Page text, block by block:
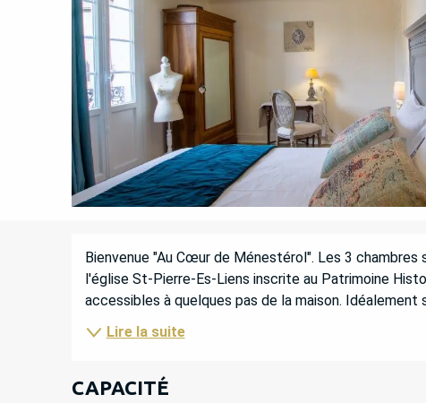
DESCRIPTION
Bienvenue "Au Cœur de Ménestérol". Les 3
l'église St-Pierre-Es-Liens inscrite au Patrimoine
accessibles à quelques pas de la maison. Idéalement
Lire la suite
CAPACITÉ